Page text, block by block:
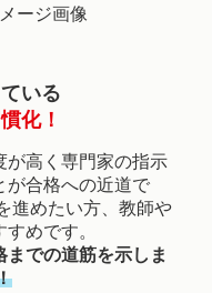
いる
化！
が高く専門家の指示
が合格への近道で
進めたい方、教師や
めです。
での道筋を示しま